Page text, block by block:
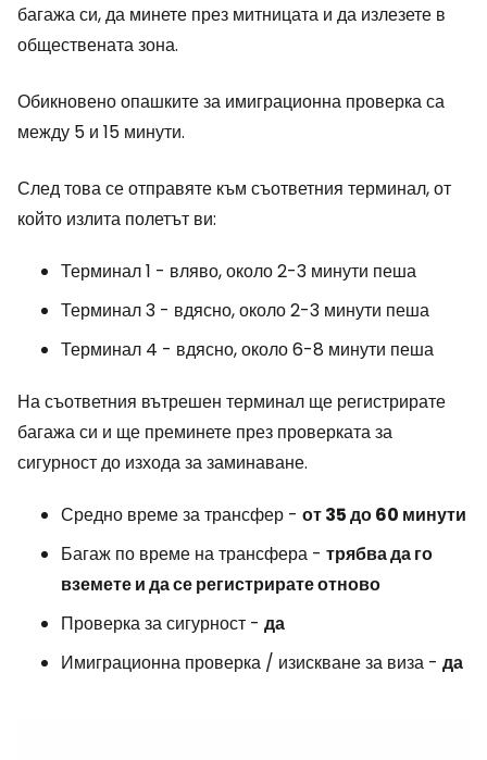
багажа си, да минете през митницата и да излезете в
обществената зона.
Обикновено опашките за имиграционна проверка са
между 5 и 15 минути.
След това се отправяте към съответния терминал, от
който излита полетът ви:
Терминал 1 - вляво, около 2-3 минути пеша
Терминал 3 - вдясно, около 2-3 минути пеша
Терминал 4 - вдясно, около 6-8 минути пеша
На съответния вътрешен терминал ще регистрирате
багажа си и ще преминете през проверката за
сигурност до изхода за заминаване.
Средно време за трансфер - от 35 до 60 минути
Багаж по време на трансфера - трябва да го
вземете и да се регистрирате отново
Проверка за сигурност - да
Имиграционна проверка / изискване за виза - да